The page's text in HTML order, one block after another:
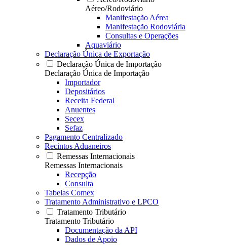
Aéreo/Rodoviário
Manifestação Aérea
Manifestação Rodoviária
Consultas e Operações
Aquaviário
Declaração Única de Exportação
Declaração Única de Importação
Declaração Única de Importação
Importador
Depositários
Receita Federal
Anuentes
Secex
Sefaz
Pagamento Centralizado
Recintos Aduaneiros
Remessas Internacionais
Remessas Internacionais
Recepção
Consulta
Tabelas Comex
Tratamento Administrativo e LPCO
Tratamento Tributário
Tratamento Tributário
Documentação da API
Dados de Apoio